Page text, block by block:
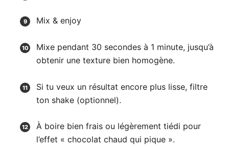
Mix & enjoy
Mixe pendant 30 secondes à 1 minute, jusqu’à
obtenir une texture bien homogène.
Si tu veux un résultat encore plus lisse, filtre
ton shake (optionnel).
À boire bien frais ou légèrement tiédi pour
l’effet « chocolat chaud qui pique ».